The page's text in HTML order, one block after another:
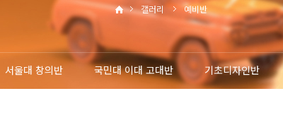
갤러리 예비반
서울대 창의반 국민대 이대 고대반 기초디자인반